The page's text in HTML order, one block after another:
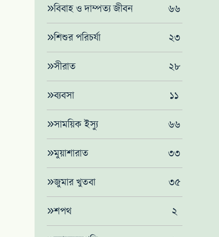
বিবাহ ও দাম্পত্য জীবন ৬৬
শিশুর পরিচর্যা ২৩
সীরাত ২৮
ব্যবসা ১১
সাময়িক ইস্যু ৬৬
মুয়াশারাত ৩৩
জুমার খুতবা ৩৫
শপথ ২